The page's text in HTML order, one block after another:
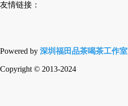
友情链接：
Powered by 深圳福田品茶喝茶工作室
Copyright © 2013-2024